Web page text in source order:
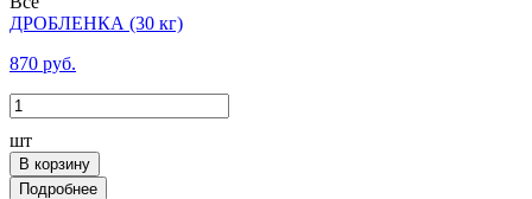
ДРОБЛЕНКА (30 кг)
870 руб.
шт
В корзину